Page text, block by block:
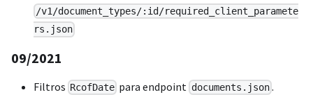
/v1/document_types/:id/required_client_paramete
rs.json
09/2021
Filtros RcofDate para endpoint documents.json.